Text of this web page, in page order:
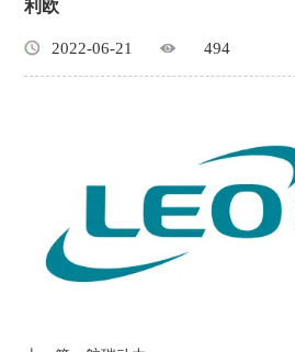
利欧
2022-06-21 494